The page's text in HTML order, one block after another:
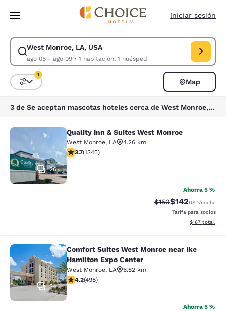
Pasar A Contenido Principal
Iniciar sesión
West Monroe, LA, USA
ago 08 - ago 09• 1 habitación, 1 huésped
Modificar la búsqueda de West Monroe, LA, USA. Fecha de check-in
Ordenar y filtrar
1
Map
3 de Se aceptan mascotas hoteles cerca de West Monroe, LA, USA coinciden con tus filtros
Quality Inn & Suites West Monroe
26
Quality Inn & Suites West Monroe
West Monroe, LA
4.26 km
calificación de 3.71 estrellas. Bueno. 1345 reseñas
3.7(1345)
Ahorra 5 %
Precio tachado:
$150Precio con
$142USD/noche
Tarifa para socios
Ver detalles
$167 total
Comfort Suites West Monroe near
34
Comfort Suites West Monroe near Ike
Hamilton Expo Center
West Monroe, LA
6.82 km
calificación de 4.15 estrellas. Muy bueno. 498 reseñas
4.2(498)
Ahorra 5 %